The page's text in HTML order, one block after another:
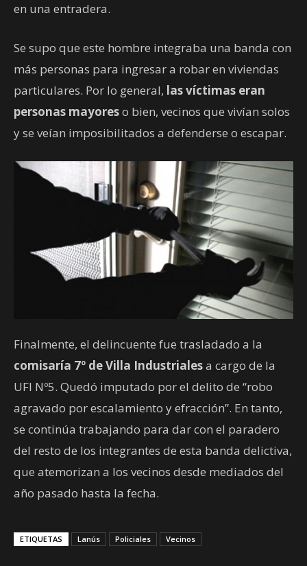
en una entradera.
Se supo que este hombre integraba una banda con
más personas para ingresar a robar en viviendas
particulares. Por lo general, las víctimas eran
personas mayoreso bien, vecinos que vivían solos
y se veían imposibilitados a defenderse o escapar.
Finalmente, el delincuente fue trasladado a la
comisaría 7º de Villa Industrialesa cargo de la
UFI Nº5. Quedó imputado por el delito de “robo
agravado por escalamiento y efracción”. En tanto,
se continúa trabajando para dar con el paradero
del resto de los integrantes de esta banda delictiva,
que atemorizan a los vecinos desde mediados del
año pasado hasta la fecha.
ETIQUETAS Lanús Policiales Vecinos